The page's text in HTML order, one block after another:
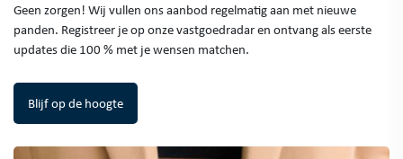
Geen zorgen! Wij vullen ons aanbod regelmatig aan met nieuwe
panden. Registreer je op onze vastgoedradar en ontvang als eerste
updates die 100 % met je wensen matchen.
Blijf op de hoogte